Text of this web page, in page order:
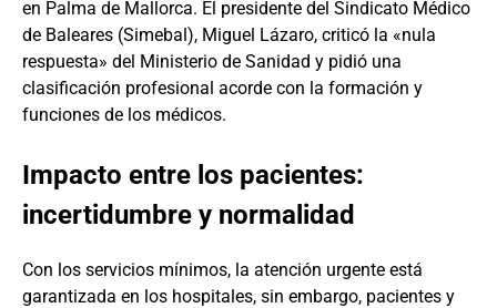
en Palma de Mallorca. El presidente del Sindicato Médico
de Baleares (Simebal), Miguel Lázaro, criticó la «nula
respuesta» del Ministerio de Sanidad y pidió una
clasificación profesional acorde con la formación y
funciones de los médicos.
Impacto entre los pacientes:
incertidumbre y normalidad
Con los servicios mínimos, la atención urgente está
garantizada en los hospitales, sin embargo, pacientes y